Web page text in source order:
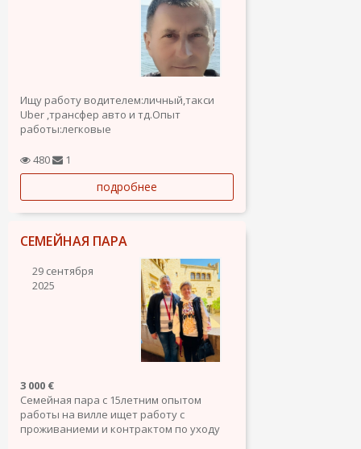
Ищу работу водителем:личный,такси
Uber ,трансфер авто и тд.Опыт
работы:легковые
рассмотрю любые другие
предложения.Разрешение на
работу,испанское водительское
удостоверение категории В.Рассмотрю
любые...
480 1
подробнее
СЕМЕЙНАЯ ПАРА
29 сентября
2025
3 000 €
Семейная пара с 15летним опытом
работы на вилле ищет работу с
проживаниеми и контрактом по уходу